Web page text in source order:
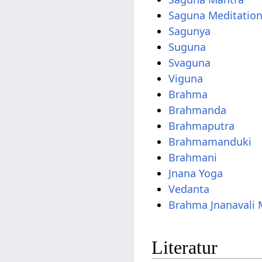
Saguna Meditation
Sagunya
Suguna
Svaguna
Viguna
Brahma
Brahmanda
Brahmaputra
Brahmamanduki
Brahmani
Jnana Yoga
Vedanta
Brahma Jnanavali
Literatur